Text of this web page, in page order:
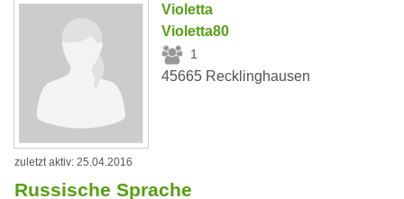
Violetta
Violetta80
1
45665 Recklinghausen
zuletzt aktiv: 25.04.2016
Russische Sprache